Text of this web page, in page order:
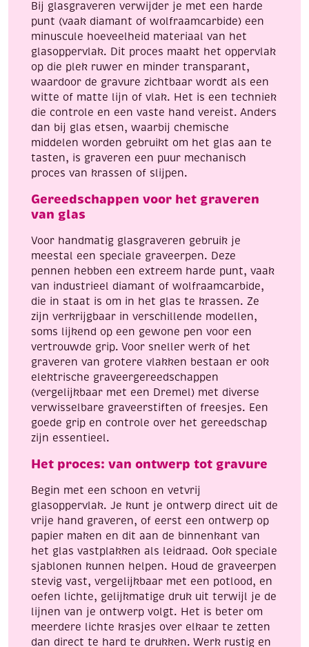
Bij glasgraveren verwijder je met een harde
punt (vaak diamant of wolfraamcarbide) een
minuscule hoeveelheid materiaal van het
glasoppervlak. Dit proces maakt het oppervlak
op die plek ruwer en minder transparant,
waardoor de gravure zichtbaar wordt als een
witte of matte lijn of vlak. Het is een techniek
die controle en een vaste hand vereist. Anders
dan bij glas etsen, waarbij chemische
middelen worden gebruikt om het glas aan te
tasten, is graveren een puur mechanisch
proces van krassen of slijpen.
Gereedschappen voor het graveren
van glas
Voor handmatig glasgraveren gebruik je
meestal een speciale graveerpen. Deze
pennen hebben een extreem harde punt, vaak
van industrieel diamant of wolfraamcarbide,
die in staat is om in het glas te krassen. Ze
zijn verkrijgbaar in verschillende modellen,
soms lijkend op een gewone pen voor een
vertrouwde grip. Voor sneller werk of het
graveren van grotere vlakken bestaan er ook
elektrische graveergereedschappen
(vergelijkbaar met een Dremel) met diverse
verwisselbare graveerstiften of freesjes. Een
goede grip en controle over het gereedschap
zijn essentieel.
Het proces: van ontwerp tot gravure
Begin met een schoon en vetvrij
glasoppervlak. Je kunt je ontwerp direct uit de
vrije hand graveren, of eerst een ontwerp op
papier maken en dit aan de binnenkant van
het glas vastplakken als leidraad. Ook speciale
sjablonen kunnen helpen. Houd de graveerpen
stevig vast, vergelijkbaar met een potlood, en
oefen lichte, gelijkmatige druk uit terwijl je de
lijnen van je ontwerp volgt. Het is beter om
meerdere lichte krasjes over elkaar te zetten
dan direct te hard te drukken. Werk rustig en